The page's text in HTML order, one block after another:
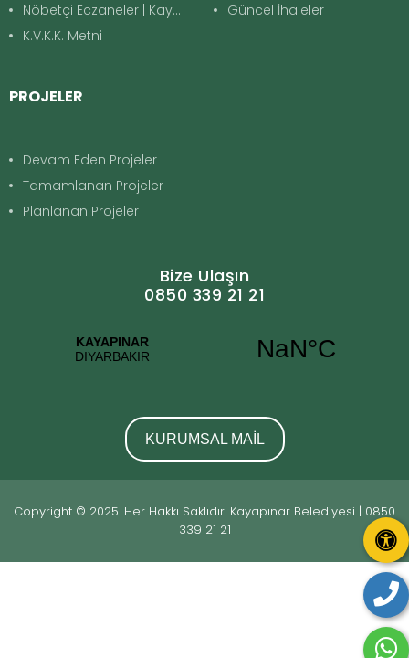
Nöbetçi Eczaneler | Kayapınar
K.V.K.K. Metni
Güncel İhaleler
PROJELER
Devam Eden Projeler
Tamamlanan Projeler
Planlanan Projeler
Bize Ulaşın
0850 339 21 21
KURUMSAL MAİL
Copyright © 2025. Her Hakkı Saklıdır. Kayapınar Belediyesi | 0850
339 21 21